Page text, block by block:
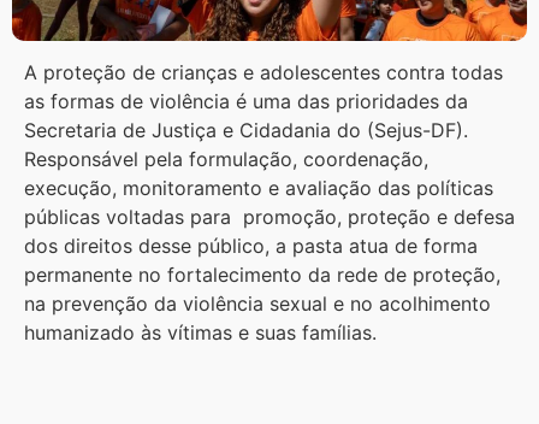
A proteção de crianças e adolescentes contra todas
as formas de violência é uma das prioridades da
Secretaria de Justiça e Cidadania do (Sejus-DF).
Responsável pela formulação, coordenação,
execução, monitoramento e avaliação das políticas
públicas voltadas para promoção, proteção e defesa
dos direitos desse público, a pasta atua de forma
permanente no fortalecimento da rede de proteção,
na prevenção da violência sexual e no acolhimento
humanizado às vítimas e suas famílias.